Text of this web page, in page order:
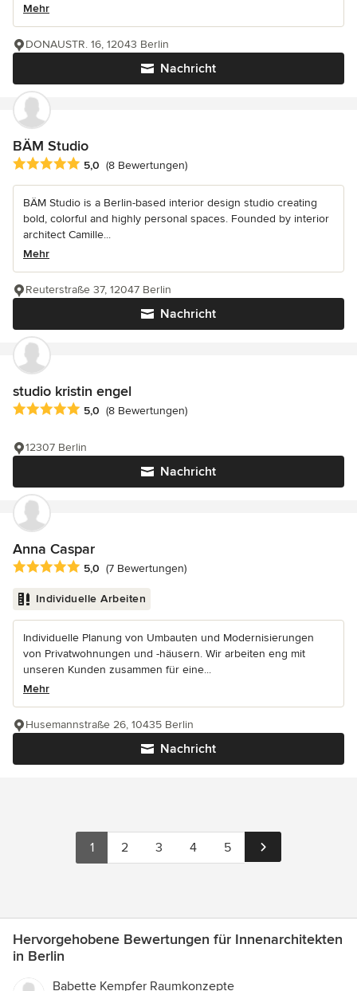
Mehr
Nachricht
DONAUSTR. 16, 12043 Berlin
BÄM Studio
Durchschnittliche Bewertung: 5 von 5 Sternen
5,0 (8 Bewertungen)
BÄM Studio is a Berlin-based interior design studio creating
bold, colorful and highly personal spaces. Founded by interior
architect Camille...
Mehr
Nachricht
Reuterstraße 37, 12047 Berlin
studio kristin engel
Durchschnittliche Bewertung: 5 von 5 Sternen
5,0 (8 Bewertungen)
Nachricht
12307 Berlin
Anna Caspar
Durchschnittliche Bewertung: 5 von 5 Sternen
5,0 (7 Bewertungen)
Individuelle Arbeiten
Individuelle Planung von Umbauten und Modernisierungen
von Privatwohnungen und -häusern. Wir arbeiten eng mit
unseren Kunden zusammen für eine...
Mehr
Nachricht
Husemannstraße 26, 10435 Berlin
1 2 3 4 5
Hervorgehobene Bewertungen für Innenarchitekten
in Berlin
Babette Kempfer Raumkonzepte